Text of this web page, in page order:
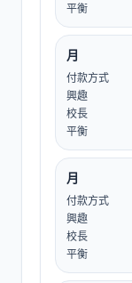
平衡
月
付款方式
興趣
校長
平衡
月
付款方式
興趣
校長
平衡